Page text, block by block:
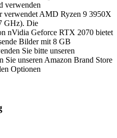
verwenden
verwendet AMD Ryzen 9 3950X
GHz). Die
nVidia Geforce RTX 2070 bietet
Bilder mit 8 GB
Sie bitte unseren
Sie unseren Amazon Brand Store
Optionen